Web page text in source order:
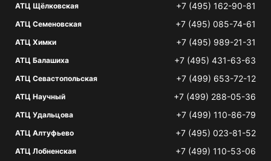
АТЦ Щёлковская +7 (495) 162-90-81
АТЦ Семеновская +7 (495) 085-74-61
АТЦ Химки +7 (495) 989-21-31
АТЦ Балашиха +7 (495) 431-63-63
АТЦ Севастопольская +7 (499) 653-72-12
АТЦ Научный +7 (499) 288-05-36
АТЦ Удальцова +7 (499) 110-86-79
АТЦ Алтуфьево +7 (495) 023-81-52
АТЦ Лобненская +7 (499) 110-53-06